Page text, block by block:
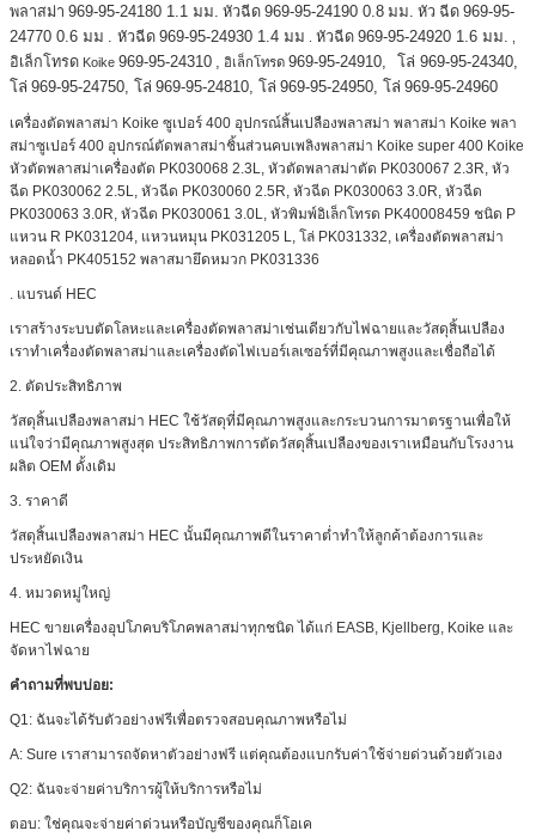
พลาสม่า 969-95-24180 1.1 มม. หัวฉีด 969-95-24190 0.8 มม. หัว ฉีด 969-95-
24770 0.6 มม . หัวฉีด 969-95-24930 1.4 มม หัวฉีด 969-95-24920 1.6 มม.
อิเล็กโทรด Koike 969-95-24310 , อิเล็กโทรด 969-95-24910,
โล่ 969-95-24340,
โล่ 969-95-24750, โล่ 969-95-24810, โล่ 969-95-24950, โล่ 969-95-24960
เครื่องตัดพลาสม่า Koike ซูเปอร์ 400 อุปกรณ์สิ้นเปลืองพลาสม่า พลาสม่า Koike พลา
สม่าซูเปอร์ 400 อุปกรณ์ตัดพลาสม่าชิ้นส่วนคบเพลิงพลาสม่า Koike super 400 Koike
หัวตัดพลาสม่าเครื่องตัด PK030068 2.3L, หัวตัดพลาสม่าตัด PK030067 2.3R, หัว
ฉีด PK030062 2.5L, หัวฉีด PK030060 2.5R, หัวฉีด PK030063 3.0R, หัวฉีด
PK030063 3.0R, หัวฉีด PK030061 3.0L, หัวพิมพ์อิเล็กโทรด PK40008459 ชนิด P
แหวน R PK031204, แหวนหมุน PK031205 L, โล่ PK031332, เครื่องตัดพลาสม่า
หลอดน้ำ PK405152 พลาสมายึดหมวก PK031336
. แบรนด์ HEC
เราสร้างระบบตัดโลหะและเครื่องตัดพลาสม่าเช่นเดียวกับไฟฉายและวัสดุสิ้นเปลือง
เราทำเครื่องตัดพลาสม่าและเครื่องตัดไฟเบอร์เลเซอร์ที่มีคุณภาพสูงและเชื่อถือได้
2. ตัดประสิทธิภาพ
วัสดุสิ้นเปลืองพลาสม่า HEC ใช้วัสดุที่มีคุณภาพสูงและกระบวนการมาตรฐานเพื่อให้
แน่ใจว่ามีคุณภาพสูงสุด ประสิทธิภาพการตัดวัสดุสิ้นเปลืองของเราเหมือนกับโรงงาน
ผลิต OEM ดั้งเดิม
3. ราคาดี
วัสดุสิ้นเปลืองพลาสม่า HEC นั้นมีคุณภาพดีในราคาต่ำทำให้ลูกค้าต้องการและ
ประหยัดเงิน
4. หมวดหมู่ใหญ่
HEC ขายเครื่องอุปโภคบริโภคพลาสม่าทุกชนิด ได้แก่ EASB, Kjellberg, Koike และ
จัดหาไฟฉาย
คำถามที่พบบ่อย:
Q1: ฉันจะได้รับตัวอย่างฟรีเพื่อตรวจสอบคุณภาพหรือไม่
A: Sure เราสามารถจัดหาตัวอย่างฟรี แต่คุณต้องแบกรับค่าใช้จ่ายด่วนด้วยตัวเอง
Q2: ฉันจะจ่ายค่าบริการผู้ให้บริการหรือไม่
ตอบ: ใช่คุณจะจ่ายค่าด่วนหรือบัญชีของคุณก็โอเค